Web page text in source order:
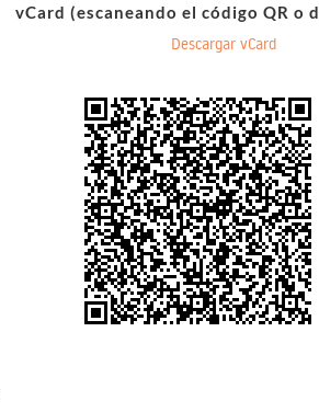
vCard (escaneando el código QR o
Descargar vCard